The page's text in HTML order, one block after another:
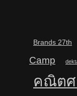
Brands 27th
Camp
คณิตศ